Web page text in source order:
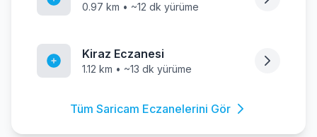
0.97 km • ~12 dk yürüme
Kiraz Eczanesi
1.12 km • ~13 dk yürüme
Tüm Saricam Eczanelerini Gör